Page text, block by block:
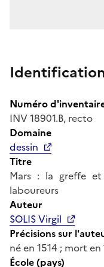
Numéro
INV 18901.B, recto
Domaine
dessin
Titre
Mars : la greffe
laboureurs
Auteur
SOLIS Virgil
Précisions sur
né en 1514 ; mort en
École (pays)